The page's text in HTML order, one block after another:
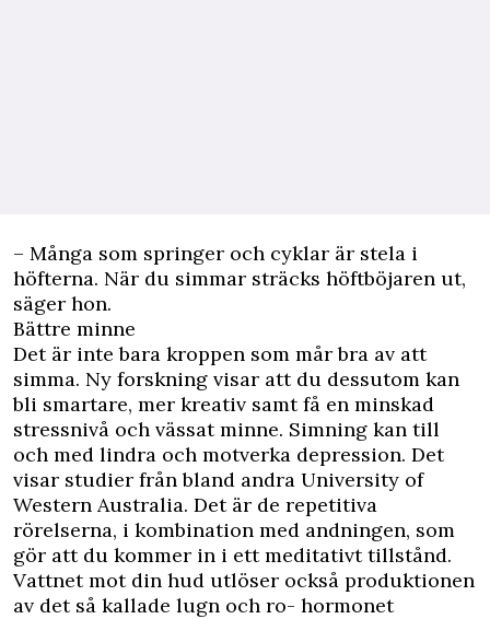
– Många som springer och cyklar är stela i
höfterna. När du simmar sträcks höftböjaren ut,
säger hon.
Bättre minne
Det är inte bara kroppen som mår bra av att
simma. Ny forskning visar att du dessutom kan
bli smartare, mer kreativ samt få en minskad
stressnivå och vässat minne. Simning kan till
och med lindra och motverka depression. Det
visar studier från bland andra University of
Western Australia. Det är de repetitiva
rörelserna, i kombination med andningen, som
gör att du kommer in i ett meditativt tillstånd.
Vattnet mot din hud utlöser också produktionen
av det så kallade lugn och ro- hormonet